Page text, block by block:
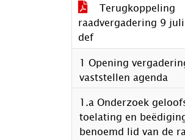
Terugkoppeling
raadvergadering 9
def
1 Opening
vaststellen agenda
1.a Onderzoek
toelating en
benoemd lid van de